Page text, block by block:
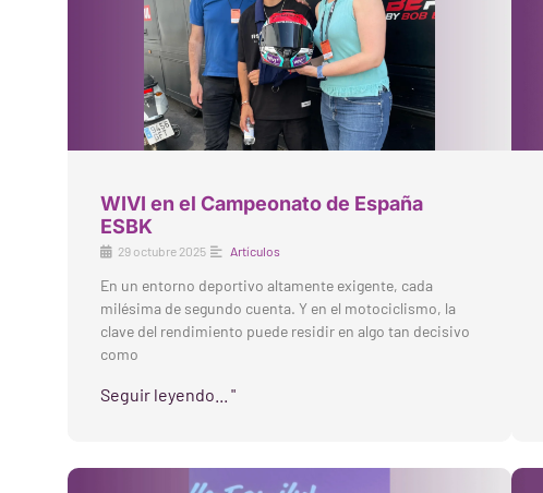
WIVI en el Campeonato de España
ESBK
29 octubre 2025 Artículos
En un entorno deportivo altamente exigente, cada
milésima de segundo cuenta. Y en el motociclismo, la
clave del rendimiento puede residir en algo tan decisivo
como
Seguir leyendo... "